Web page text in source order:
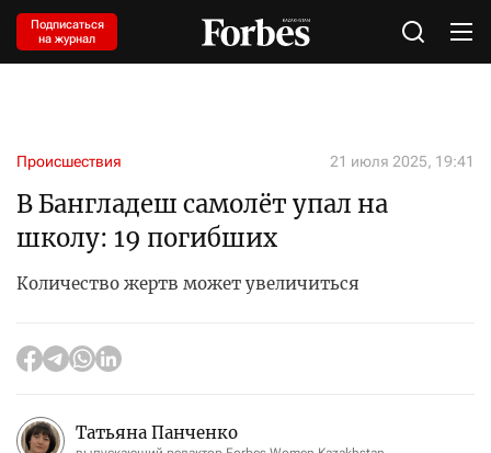
Подписаться
на журнал
Происшествия 21 июля 2025, 19:41
В Бангладеш самолёт упал на
школу: 19 погибших
Количество жертв может увеличиться
Татьяна Панченко